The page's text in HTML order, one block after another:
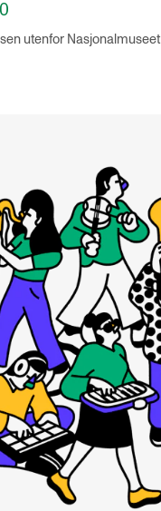
utenfor Nasjonalmuseet